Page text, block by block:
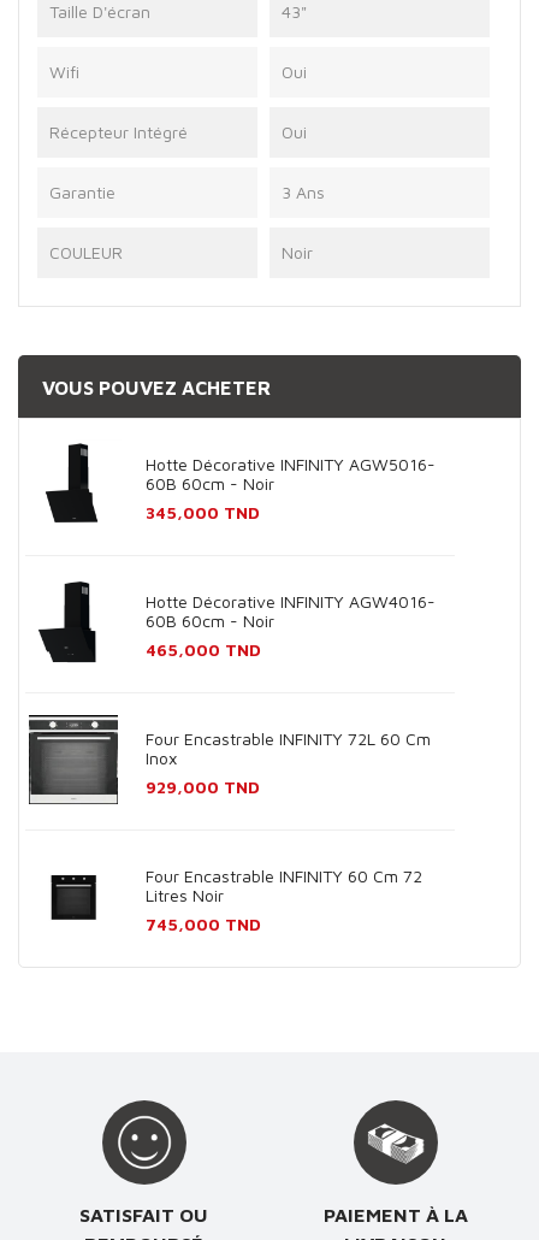
Taille D'écran 43"
Wifi Oui
Récepteur Intégré Oui
Garantie 3 Ans
COULEUR Noir
VOUS POUVEZ ACHETER
Hotte Décorative INFINITY AGW5016-
60B 60cm - Noir
Prix
345,000 TND
Hotte Décorative INFINITY AGW4016-
60B 60cm - Noir
Prix
465,000 TND
Four Encastrable INFINITY 72L 60 Cm
Inox
Prix
929,000 TND
Four Encastrable INFINITY 60 Cm 72
Litres Noir
Prix
745,000 TND
SATISFAIT OU
PAIEMENT À LA